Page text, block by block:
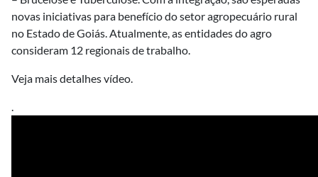
novas iniciativas para benefício do setor agropecuário rural
no Estado de Goiás. Atualmente, as entidades do agro
consideram 12 regionais de trabalho.
Veja mais detalhes vídeo.
.